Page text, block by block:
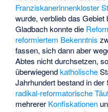
Franziskanerinnenkloster
wurde, verblieb das
Gladbach konnte die
reformiertem Bekenntnis
fassen, sich dann aber
Abtes nicht durchsetzen,
überwiegendkatholische
Jahrhundert bestand in
radikal-reformatorische
mehrerer Konfiskationen